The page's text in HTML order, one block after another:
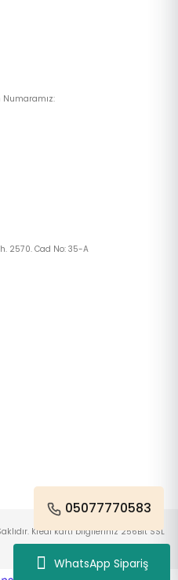
WhatsApp Sipariş
Numaramız:
2570. Cad No: 35-A
05077770583
Kredi kartı bilgileriniz 256Bit SSL